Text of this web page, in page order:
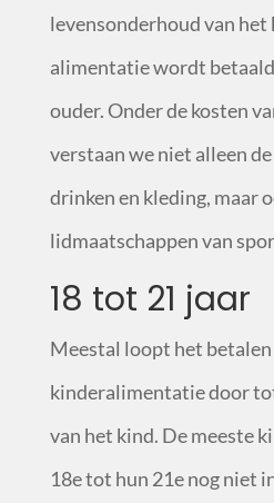
levensonderhoud van
alimentatie wordt
ouder. Onder de kosten
verstaan we niet alleen
drinken en kleding, maar
lidmaatschappen van
18 tot 21 jaar
Meestal loopt het betalen
kinderalimentatie door
van het kind. De meeste
18etot hun 21enog niet